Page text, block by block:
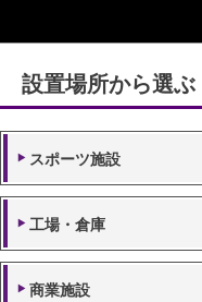
設置場所から選ぶ
スポーツ施設
工場・倉庫
商業施設